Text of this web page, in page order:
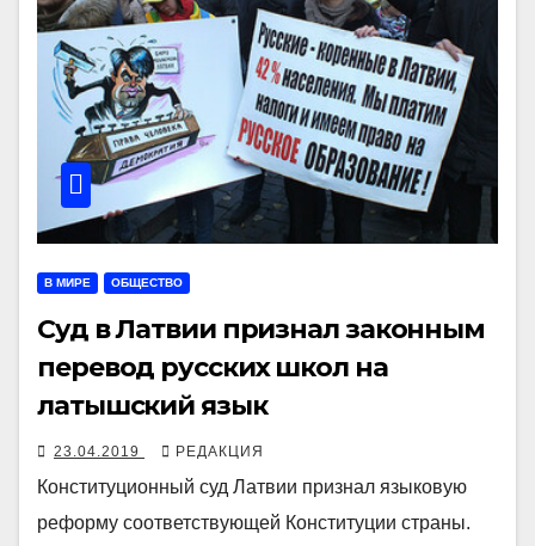
В МИРЕ ОБЩЕСТВО
Суд в Латвии признал законным
перевод русских школ на
латышский язык
23.04.2019 РЕДАКЦИЯ
Конституционный суд Латвии признал языковую
реформу соответствующей Конституции страны.